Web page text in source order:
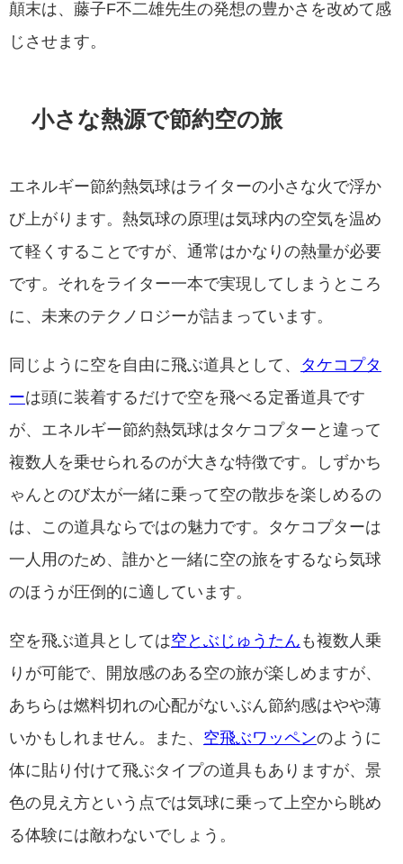
顛末は、藤子F不二雄先生の発想の豊かさを改めて感
じさせます。
小さな熱源で節約空の旅
エネルギー節約熱気球はライターの小さな火で浮か
び上がります。熱気球の原理は気球内の空気を温め
て軽くすることですが、通常はかなりの熱量が必要
です。それをライター一本で実現してしまうところ
に、未来のテクノロジーが詰まっています。
同じように空を自由に飛ぶ道具として、
タケコプタ
ーは頭に装着するだけで空を飛べる定番道具です
が、エネルギー節約熱気球はタケコプターと違って
複数人を乗せられるのが大きな特徴です。しずかち
ゃんとのび太が一緒に乗って空の散歩を楽しめるの
は、この道具ならではの魅力です。タケコプターは
一人用のため、誰かと一緒に空の旅をするなら気球
のほうが圧倒的に適しています。
空を飛ぶ道具としては空とぶじゅうたん も複数人乗
りが可能で、開放感のある空の旅が楽しめますが、
あちらは燃料切れの心配がないぶん節約感はやや薄
いかもしれません。また、 空飛ぶワッペンのように
体に貼り付けて飛ぶタイプの道具もありますが、景
色の見え方という点では気球に乗って上空から眺め
る体験には敵わないでしょう。